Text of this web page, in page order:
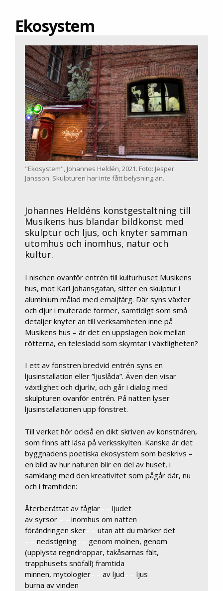
Ekosystem
"Ekosystem", Johannes Heldén, 2021. Foto: Jesper
Jansson. Skulpturen har inte fått belysning än.
Johannes Heldéns konstgestaltning till
Musikens hus blandar bildkonst med
skulptur och ljus, och knyter samman
utomhus och inomhus, natur och
kultur.
I nischen ovanför entrén till kulturhuset Musikens
hus, mot Karl Johansgatan, sitter en skulptur i
aluminium målad med emaljfärg. Där syns växter
och djur i muterade former, samtidigt som små
detaljer knyter an till verksamheten inne på
Musikens hus – är det en uppslagen bok mellan
rötterna, en telesladd som skymtar i växtligheten?
I ett av fönstren bredvid entrén syns en
ljusinstallation eller ”ljuslåda”. Även den visar
växtlighet och djurliv, och går i dialog med
skulpturen ovanför entrén. På natten lyser
ljusinstallationen upp fönstret.
Till verket hör också en dikt skriven av konstnären,
som finns att läsa på verksskylten. Kanske är det
byggnadens poetiska ekosystem som beskrivs –
en bild av hur naturen blir en del av huset, i
samklang med den kreativitet som pågår där, nu
och i framtiden:
Återberättat av fåglar
ljudet
av syrsor
inomhus om natten
förändringen sker
utan att du märker det
nedstigning
genom molnen, genom
(upplysta regndroppar, takåsarnas fält,
trapphusets snöfall) framtida
minnen, mytologier
av ljud
ljus
burna av vinden